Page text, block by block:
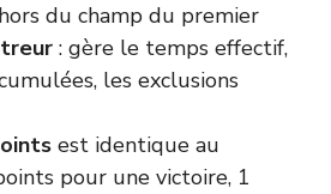
du champ du premier
: gère le temps effectif,
les exclusions
est identique au
pour une victoire, 1